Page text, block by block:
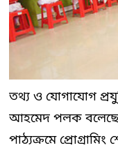
তথ্য ও যোগাযোগ
আহমেদ পলক
পাঠ্যক্রমে